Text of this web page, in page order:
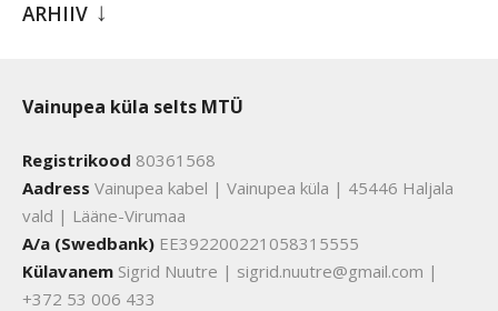
ARHIIV
Vainupea küla selts MTÜ
Registrikood 80361568
Aadress Vainupea kabel | Vainupea küla | 45446 Haljala
vald | Lääne-Virumaa
A/a (Swedbank) EE392200221058315555
Külavanem Sigrid Nuutre | sigrid.nuutre@gmail.com |
+372 53 006 433